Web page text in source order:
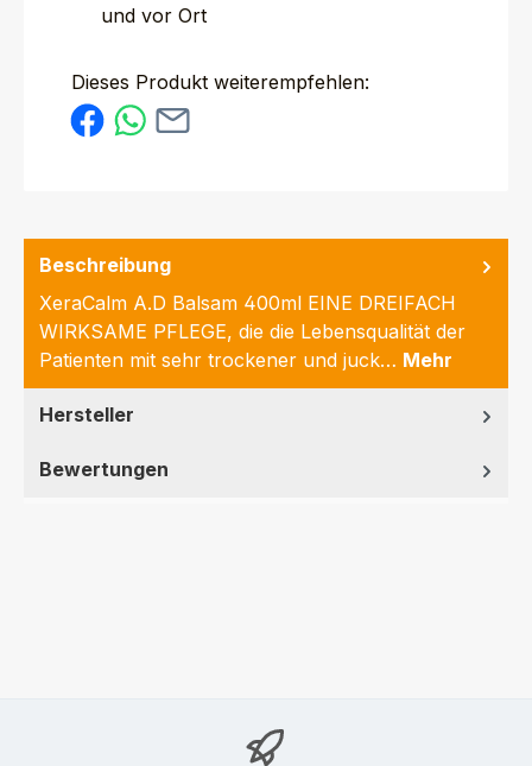
und vor Ort
Dieses Produkt weiterempfehlen:
Beschreibung
XeraCalm A.D Balsam 400ml EINE DREIFACH
WIRKSAME PFLEGE, die die Lebensqualität der
Patienten mit sehr trockener und juck… Mehr
Hersteller
Bewertungen